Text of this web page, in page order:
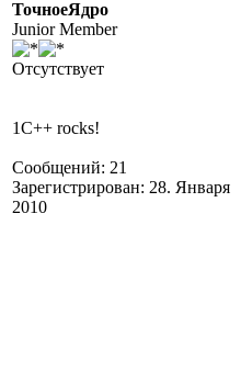
ТочноеЯдро
Junior Member
Отсутствует
1C++ rocks!
Сообщений: 21
Зарегистрирован: 28. Января
2010